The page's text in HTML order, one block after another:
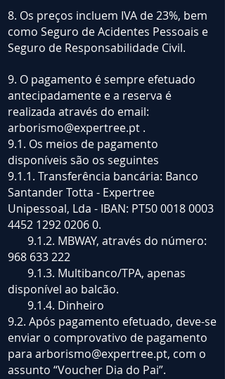
8. Os preços incluem IVA de 23%, bem
como Seguro de Acidentes Pessoais e
Seguro de Responsabilidade Civil.
9. O pagamento é sempre efetuado
antecipadamente e a reserva é
realizada através do email:
arborismo@expertree.pt .
9.1. Os meios de pagamento
disponíveis são os seguintes
9.1.1. Transferência bancária: Banco
Santander Totta - Expertree
Unipessoal, Lda - IBAN: PT500018 0003
4452 12920206 0.
9.1.2. MBWAY, através do número:
968 633 222
9.1.3. Multibanco/TPA, apenas
disponível ao balcão.
9.1.4. Dinheiro
9.2. Após pagamento efetuado, deve-se
enviar o comprovativo de pagamento
para arborismo@expertree.pt, com o
assunto “Voucher Dia do Pai”.